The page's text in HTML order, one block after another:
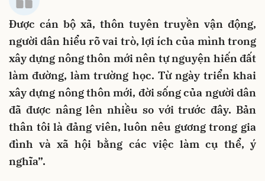
Được cán bộ xã, thôn tuyên truyền vận động,
người dân hiểu rõ vai trò, lợi ích của mình trong
xây dựng nông thôn mới nên tự nguyện hiến đất
làm đường, làm trường học. Từ ngày triển khai
xây dựng nông thôn mới, đời sống của người dân
đã được nâng lên nhiều so với trước đây. Bản
thân tôi là đảng viên, luôn nêu gương trong gia
đình và xã hội bằng các việc làm cụ thể, ý
nghĩa”.